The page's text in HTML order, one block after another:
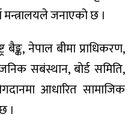
मन्त्रालयले जनाएको छ ।
बैङ्क, नेपाल बीमा प्राधिकरण,
सबंस्थान, बोर्ड समिति,
आधारित सामाजिक
।